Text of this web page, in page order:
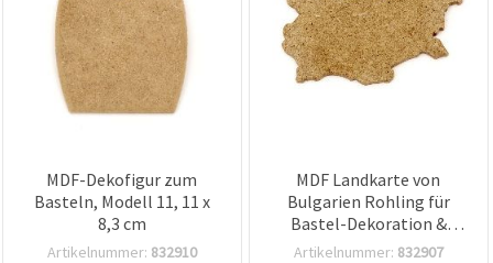
MDF-Dekofigur zum
Basteln, Modell 11, 11 x
8,3 cm
Artikelnummer: 832910
MDF Landkarte von
Bulgarien Rohling für
Bastel-Dekoration &
Decoupage/
Artikelnummer: 832907